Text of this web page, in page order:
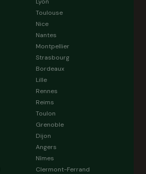
Toulouse
Nice
Nantes
Montpellier
Strasbourg
Bordeaux
Lille
Rennes
Reims
Toulon
Grenoble
Dijon
Angers
Nîmes
Clermont-Ferrand